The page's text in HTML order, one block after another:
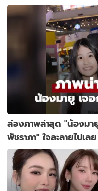
ส่องภาพล่าสุด "น้องม
พัชราภา" ใจละลายไปเลย